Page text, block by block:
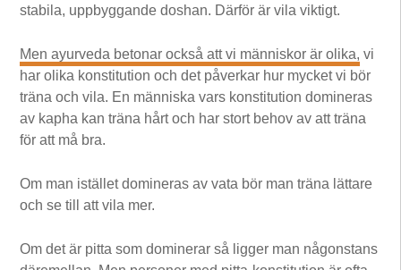
stabila, uppbyggande doshan. Därför är vila viktigt.
Men ayurveda betonar också att vi människor är olika, vi
har olika konstitution och det påverkar hur mycket vi bör
träna och vila. En människa vars konstitution domineras
av kapha kan träna hårt och har stort behov av att träna
för att må bra.
Om man istället domineras av vata bör man träna lättare
och se till att vila mer.
Om det är pitta som dominerar så ligger man någonstans